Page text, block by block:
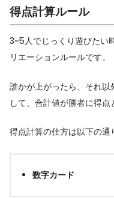
得点計算ルール
3~5人でじっくり遊びたい
リエーションルールです。
誰かが上がったら、それ
して、合計値が勝者に得点
得点計算の仕方は以下の通
数字カード